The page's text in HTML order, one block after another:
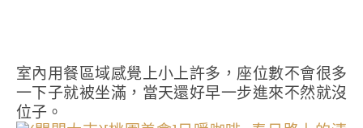
室內用餐區域感覺上小上許多，座位數不會很多
一下子就被坐滿，當天還好早一步進來不然就沒
位子。